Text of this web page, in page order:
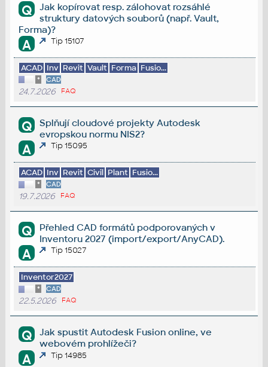
Q
Jak kopírovat resp. zálohovat rozsáhlé
struktury datových souborů (např. Vault,
Forma)?
A Tip 15107
ACAD Inv Revit Vault Forma Fusio...
* CAD
24.7.2026 FAQ
Q
Splňují cloudové projekty Autodesk
evropskou normu NIS2?
A Tip 15095
ACAD Inv Revit Civil Plant Fusio...
* CAD
19.7.2026 FAQ
Q
Přehled CAD formátů podporovaných v
Inventoru 2027 (import/export/AnyCAD).
A Tip 15027
Inventor2027
* CAD
22.5.2026 FAQ
Q
Jak spustit Autodesk Fusion online, ve
webovém prohlížeči?
A Tip 14985